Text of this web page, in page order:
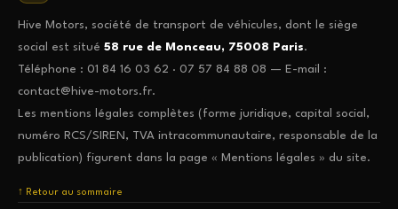
Hive Motors, société de transport de véhicules, dont le siège
social est situé 58 rue de Monceau, 75008 Paris.
Téléphone : 01 84 16 03 62 · 07 57 84 88 08 — E-mail :
contact@hive-motors.fr.
Les mentions légales complètes (forme juridique, capital social,
numéro RCS/SIREN, TVA intracommunautaire, responsable de la
publication) figurent dans la page « Mentions légales » du site.
↑ Retour au sommaire